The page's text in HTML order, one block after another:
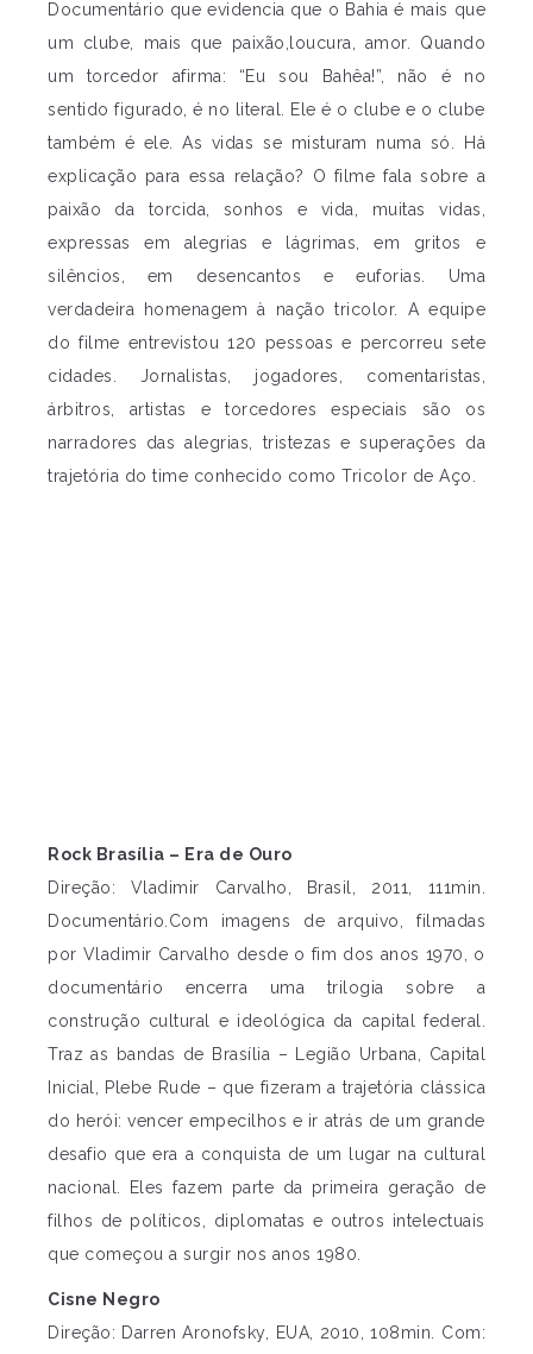
Documentário que evidencia que o Bahia é mais que
um clube, mais que paixão,loucura, amor. Quando
um torcedor afirma: “Eu sou Bahêa!”, não é no
sentido figurado, é no literal. Ele é o clube e o clube
também é ele. As vidas se misturam numa só. Há
explicação para essa relação? O filme fala sobre a
paixão da torcida, sonhos e vida, muitas vidas,
expressas em alegrias e lágrimas, em gritos e
silêncios, em desencantos e euforias. Uma
verdadeira homenagem à nação tricolor. A equipe
do filme entrevistou 120 pessoas e percorreu sete
cidades. Jornalistas, jogadores, comentaristas,
árbitros, artistas e torcedores especiais são os
narradores das alegrias, tristezas e superações da
trajetória do time conhecido como Tricolor de Aço.
Rock Brasília – Era de Ouro
Direção: Vladimir Carvalho, Brasil, 2011, 111min.
Documentário.Com imagens de arquivo, filmadas
por Vladimir Carvalho desde o fim dos anos 1970, o
documentário encerra uma trilogia sobre a
construção cultural e ideológica da capital federal.
Traz as bandas de Brasília – Legião Urbana, Capital
Inicial, Plebe Rude – que fizeram a trajetória clássica
do herói: vencer empecilhos e ir atrás de um grande
desafio que era a conquista de um lugar na cultural
nacional. Eles fazem parte da primeira geração de
filhos de políticos, diplomatas e outros intelectuais
que começou a surgir nos anos 1980.
Cisne Negro
Direção: Darren Aronofsky, EUA, 2010, 108min. Com: